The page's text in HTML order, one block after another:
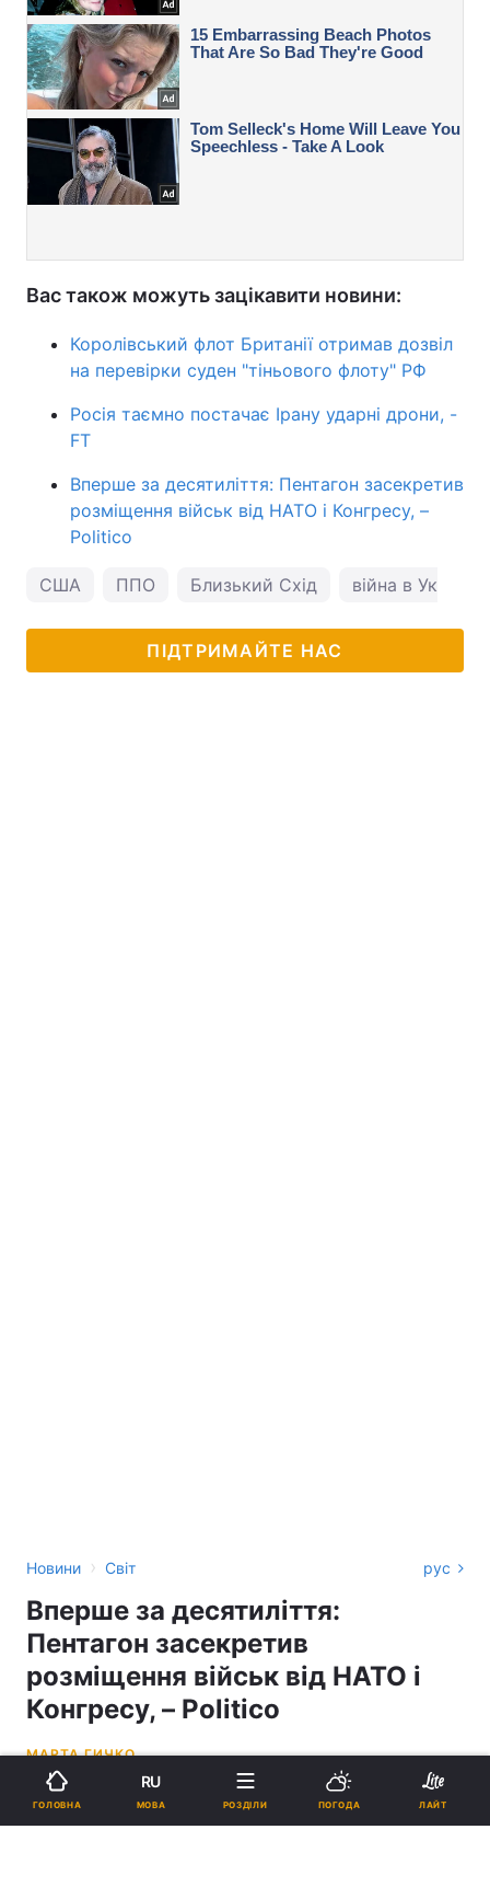
Вас також можуть зацікавити новини:
Королівський флот Британії отримав дозвіл
на перевірки суден "тіньового флоту" РФ
Росія таємно постачає Ірану ударні дрони, -
FT
Вперше за десятиліття: Пентагон засекретив
розміщення військ від НАТО і Конгресу, –
Politico
США ППО Близький Схід війна в Україні
ПІДТРИМАЙТЕ НАС
Новини › Світ рус
Вперше за десятиліття:
Пентагон засекретив
розміщення військ від НАТО і
Конгресу, – Politico
МАРТА ГИЧКО
07:29, 26.03.26
ГОЛОВНА
RU
МОВА РОЗДІЛИ ПОГОДА ЛАЙТ